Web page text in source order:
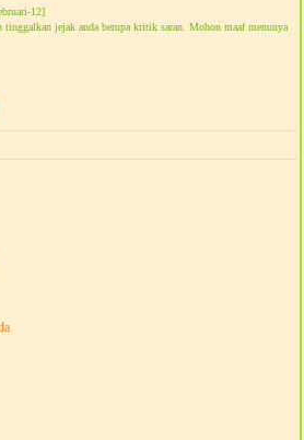
12]
tinggalkan jejak anda berupa kritik saran. Mohon maaf menunya